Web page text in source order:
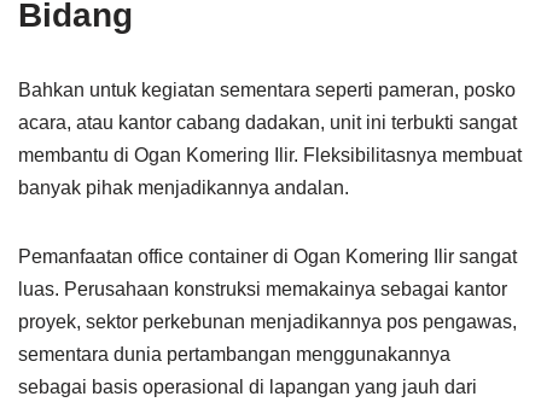
Bidang
Bahkan untuk kegiatan sementara seperti pameran, posko
acara, atau kantor cabang dadakan, unit ini terbukti sangat
membantu di Ogan Komering Ilir. Fleksibilitasnya membuat
banyak pihak menjadikannya andalan.
Pemanfaatan office container di Ogan Komering Ilir sangat
luas. Perusahaan konstruksi memakainya sebagai kantor
proyek, sektor perkebunan menjadikannya pos pengawas,
sementara dunia pertambangan menggunakannya
sebagai basis operasional di lapangan yang jauh dari